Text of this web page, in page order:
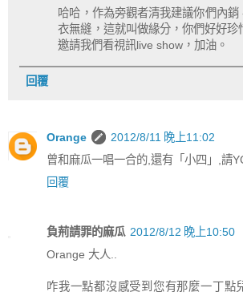
哈哈，作為旁觀者清我建議你們內
衣無縫，這就叫做緣分，你們好好珍
邀請我們看視訊live show，加油。
回覆
Orange
2012/8/11 晚上11:02
曾和麻瓜一唱一合的,還有「小四」,請
回覆
負荊請罪的麻瓜 2012/8/12 晚上10:50
Orange 大人..
咋我一點都沒感受到您有那麼一丁點